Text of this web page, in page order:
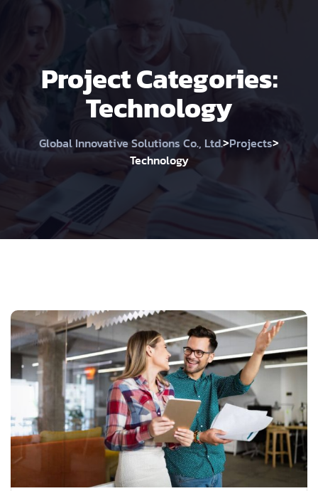
Project Categories:
Technology
Global Innovative Solutions Co., Ltd.>Projects>
Technology